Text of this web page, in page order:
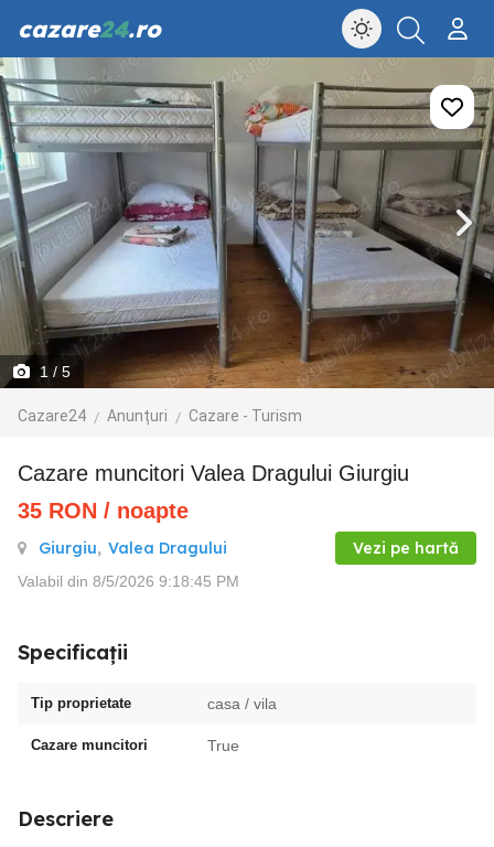
cazare24.ro
1 / 5
Cazare24 Anunțuri Cazare - Turism
Cazare muncitori Valea Dragului Giurgiu
35 RON / noapte
Giurgiu, Valea Dragului Vezi pe hartă
Valabil din 8/5/2026 9:18:45 PM
Specificații
Tip proprietate casa / vila
Cazare muncitori True
Descriere